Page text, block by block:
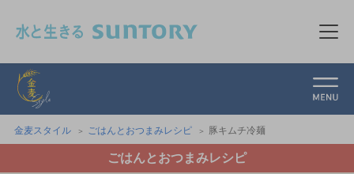
メ
金麦スタイル ごはんとおつまみレシピ 豚キムチ冷麺
ごはんとおつまみレシピ